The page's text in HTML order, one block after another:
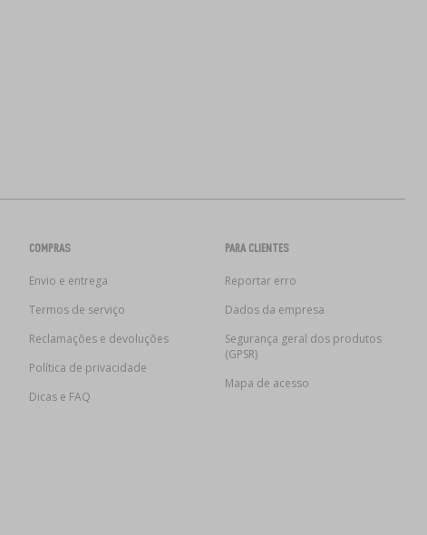
COMPRAS
Envio e entrega
Termos de serviço
Reclamações e devoluções
Política de privacidade
Dicas e FAQ
PARA CLIENTES
Reportar erro
Dados da empresa
Segurança geral dos produtos
(GPSR)
Mapa de acesso